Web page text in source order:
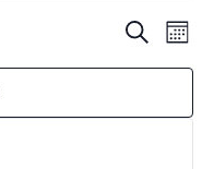
Suche
Suche
Filter